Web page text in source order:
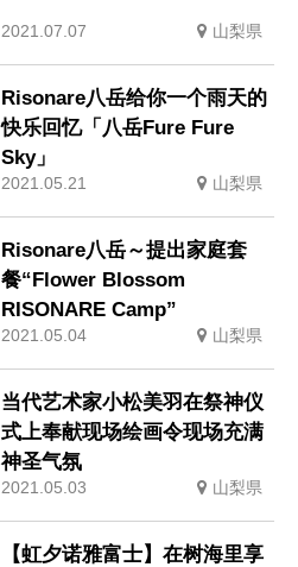
2021.07.07 山梨県
Risonare八岳给你一个雨天的
快乐回忆「八岳Fure Fure
Sky」
2021.05.21 山梨県
Risonare八岳～提出家庭套
餐“Flower Blossom
RISONARE Camp”
2021.05.04 山梨県
当代艺术家小松美羽在祭神仪
式上奉献现场绘画令现场充满
神圣气氛
2021.05.03 山梨県
【虹夕诺雅富士】在树海里享